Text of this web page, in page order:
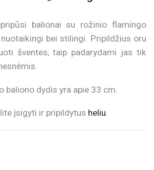
balionai su rožinio flamingo
bei stilingi. Pripildžius oru
šventes, taip padarydami jas tik
baliono dydis yra apie 33 cm.
įsigyti ir pripildytus heliu.